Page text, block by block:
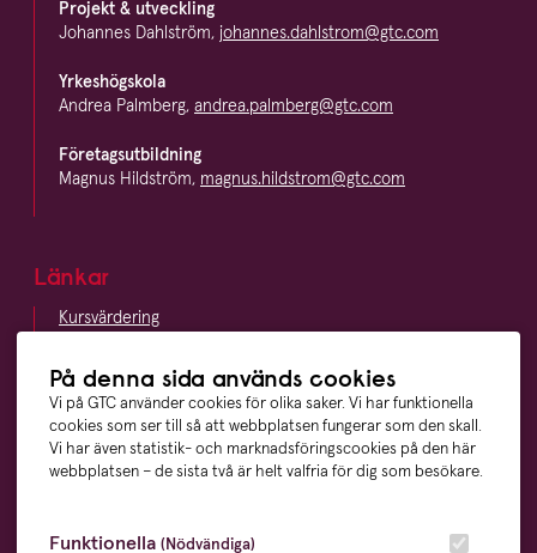
På denna sida används cookies
Vi på GTC använder cookies för olika saker. Vi har funktionella
cookies som ser till så att webbplatsen fungerar som den skall.
Vi har även statistik- och marknadsföringscookies på den här
webbplatsen – de sista två är helt valfria för dig som besökare.
Funktionella (Nödvändiga)
Projekt & utveckling
Johannes Dahlström, johannes.dahlstrom@gtc.com
Yrkeshögskola
Andrea Palmberg, andrea.palmberg@gtc.com
Företagsutbildning
Magnus Hildström, magnus.hildstrom@gtc.com
Länkar
Kursvärdering
Vägbeskrivning
Visselblåsning
Våra ägare